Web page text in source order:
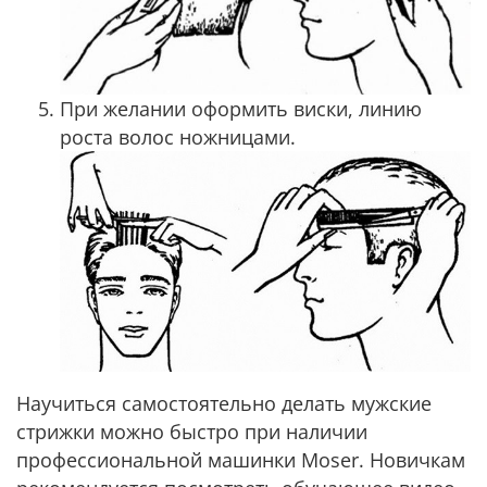
При желании оформить виски, линию
роста волос ножницами.
Научиться самостоятельно делать мужские
стрижки можно быстро при наличии
профессиональной машинки Moser. Новичкам